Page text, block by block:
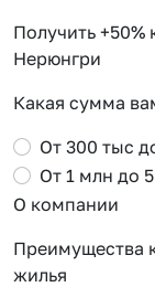
Получить +50%
Нерюнгри
Какая сумма
От 300 тыс
От 1 млн до
О компании
Преимущества
жилья